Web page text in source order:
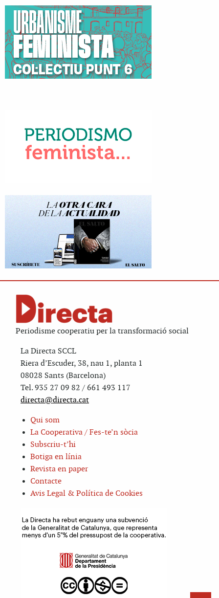
Periodisme cooperatiu per la transformació social
La Directa SCCL
Riera d’Escuder, 38, nau 1, planta 1
08028 Sants (Barcelona)
Tel. 935 27 09 82 / 661 493 117
directa@directa.cat
Qui som
La Cooperativa / Fes-te’n sòcia
Subscriu-t’hi
Botiga en línia
Revista en paper
Contacte
Avis Legal & Política de Cookies